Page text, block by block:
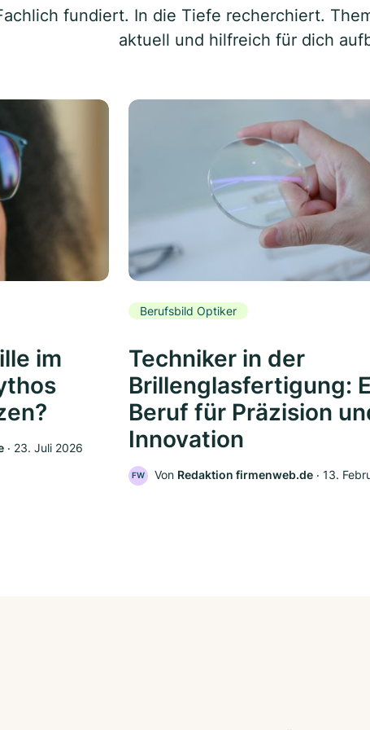
fundiert. In die Tiefe recherchiert.
aktuell und hilfreich für dich
im
‧ 23. Juli 2026
Berufsbild Optiker
Techniker in der
Brillenglasfertigung:
Beruf für Präzision
Innovation
FW Von Redaktion firmenweb.de ‧ 13.